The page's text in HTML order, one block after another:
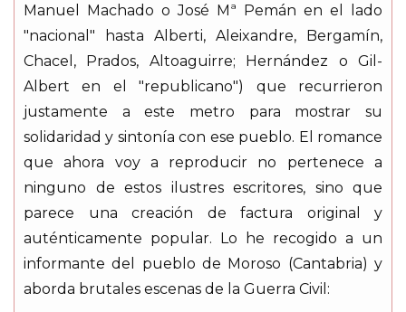
Manuel Machado o José Mª Pemán en el lado
"nacional" hasta Alberti, Aleixandre, Bergamín,
Chacel, Prados, Altoaguirre; Hernández o Gil-
Albert en el "republicano") que recurrieron
justamente a este metro para mostrar su
solidaridad y sintonía con ese pueblo. El romance
que ahora voy a reproducir no pertenece a
ninguno de estos ilustres escritores, sino que
parece una creación de factura original y
auténticamente popular. Lo he recogido a un
informante del pueblo de Moroso (Cantabria) y
aborda brutales escenas de la Guerra Civil: